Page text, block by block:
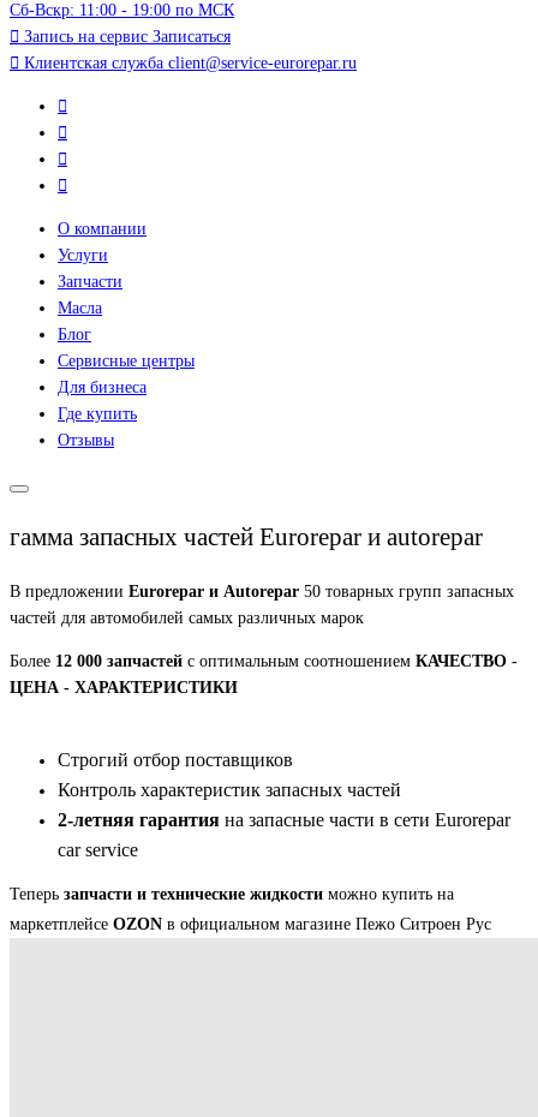
Сб-Вскр: 11:00 - 19:00 по МСК
Запись на сервис Записаться
Клиентская служба client@service-eurorepar.ru
О компании
Услуги
Запчасти
Масла
Блог
Сервисные центры
Для бизнеса
Где купить
Отзывы
гамма запасных частей Eurorepar и autorepar
В предложении Eurorepar и Autorepar 50 товарных групп запасных
частей для автомобилей самых различных марок
Более 12 000 запчастей с оптимальным соотношением КАЧЕСТВО -
ЦЕНА - ХАРАКТЕРИСТИКИ
Строгий отбор поставщиков
Контроль характеристик запасных частей
2-летняя гарантия на запасные части в сети Eurorepar
car service
Теперь запчасти и технические жидкости можно купить на
маркетплейсе OZON в официальном магазине Пежо Ситроен Рус